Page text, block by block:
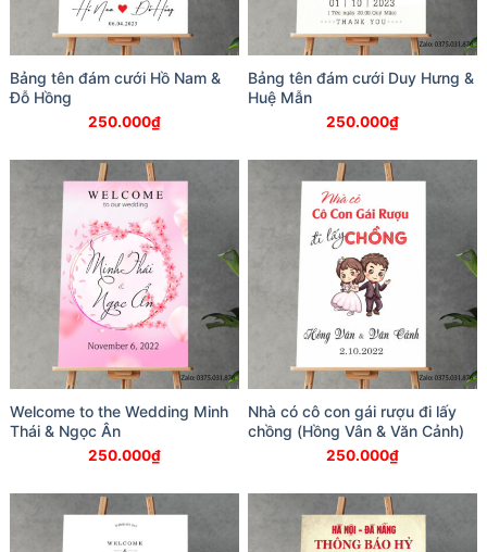
Bảng tên đám cưới Hồ Nam &
Đỗ Hồng
250.000₫
Bảng tên đám cưới Duy Hưng &
Huệ Mẫn
250.000₫
Welcome to the Wedding Minh
Thái & Ngọc Ân
250.000₫
Nhà có cô con gái rượu đi lấy
chồng (Hồng Vân & Văn Cảnh)
250.000₫